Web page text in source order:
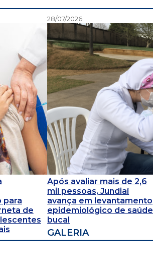
para
de
28/07/2026
Após avaliar mais de 2,6
mil pessoas, Jundiaí
avança em levantamento
epidemiológico de saúde
bucal
GALERIA